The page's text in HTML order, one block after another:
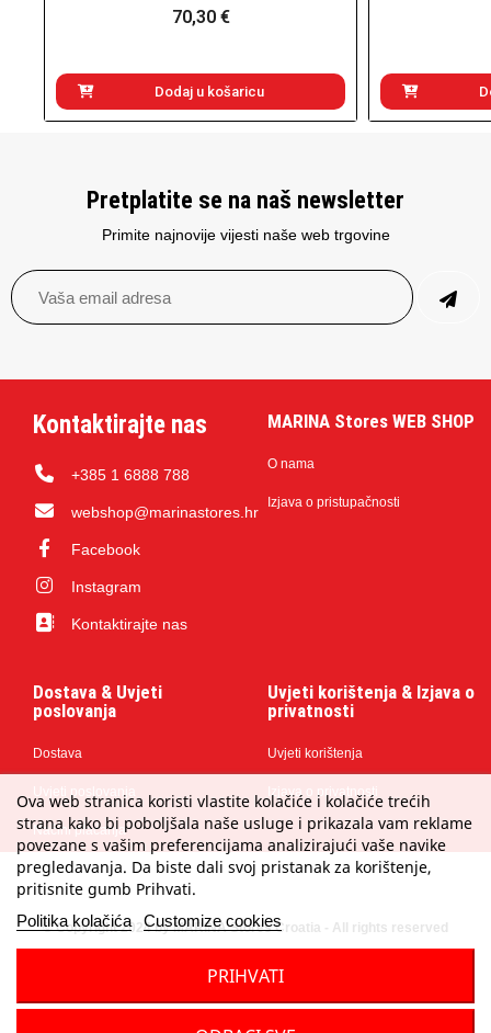
70,30 €
Dodaj u košaricu
Pretplatite se na naš newsletter
Primite najnovije vijesti naše web trgovine
Kontaktirajte nas
+385 1 6888 788
webshop@marinastores.hr
Facebook
Instagram
Kontaktirajte nas
MARINA Stores WEB SHOP
O nama
Izjava o pristupačnosti
Dostava & Uvjeti
poslovanja
Dostava
Uvjeti poslovanja
Načini plaćanja
Uvjeti korištenja & Izjava o
privatnosti
Uvjeti korištenja
Izjava o privatnosti
© Copyright 2024 by MARINA Stores Croatia - All rights reserved
Ova web stranica koristi vlastite kolačiće i kolačiće trećih
strana kako bi poboljšala naše usluge i prikazala vam reklame
povezane s vašim preferencijama analizirajući vaše navike
pregledavanja. Da biste dali svoj pristanak za korištenje,
pritisnite gumb Prihvati.
Politika kolačića Customize cookies
PRIHVATI